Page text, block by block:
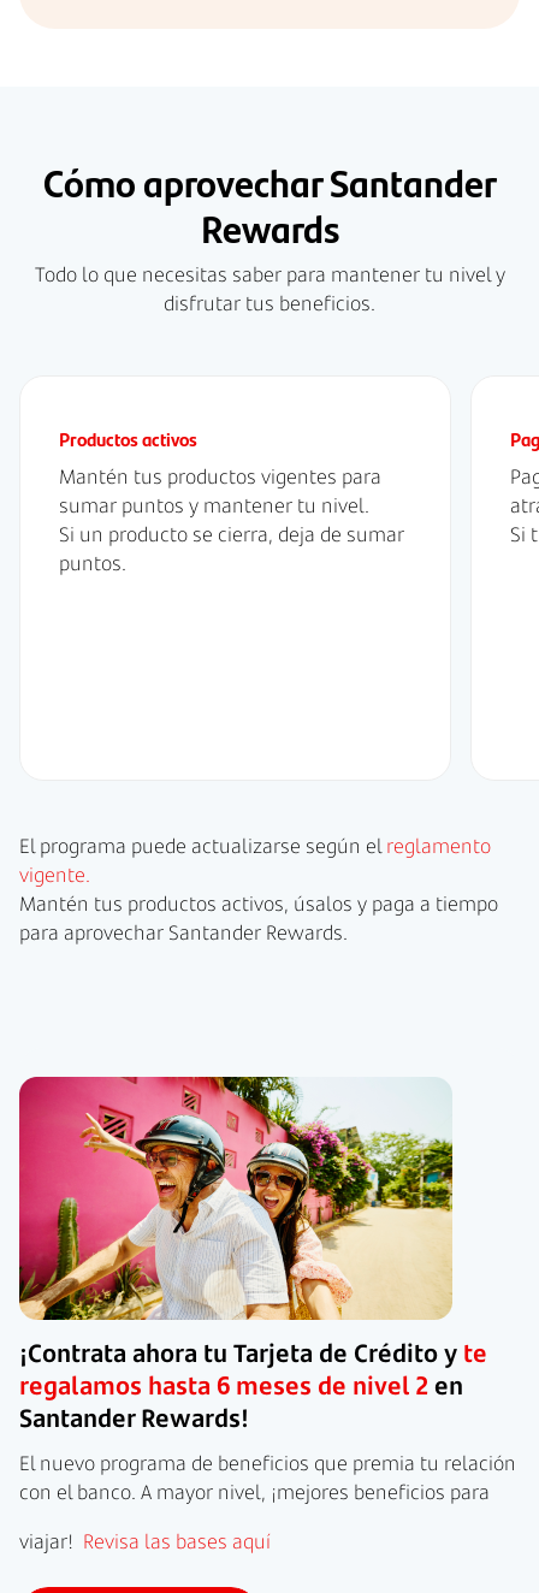
Cómo aprovechar Santander
Rewards
Todo lo que necesitas saber para mantener tu nivel y
disfrutar tus beneficios.
Productos activos
Mantén tus productos vigentes para
sumar puntos y mantener tu nivel.
Si un producto se cierra, deja de sumar
puntos.
Si
El programa puede actualizarse según elreglamento
vigente.
Mantén tus productos activos, úsalos y paga a tiempo
para aprovechar Santander Rewards.
¡Contrata ahora tu Tarjeta de Crédito y te
regalamos hasta 6 meses de nivel 2en
Santander Rewards!
El nuevo programa de beneficios que premia tu relación
con el banco. A mayor nivel, ¡mejores beneficios para
viajar! Revisa las bases aquí